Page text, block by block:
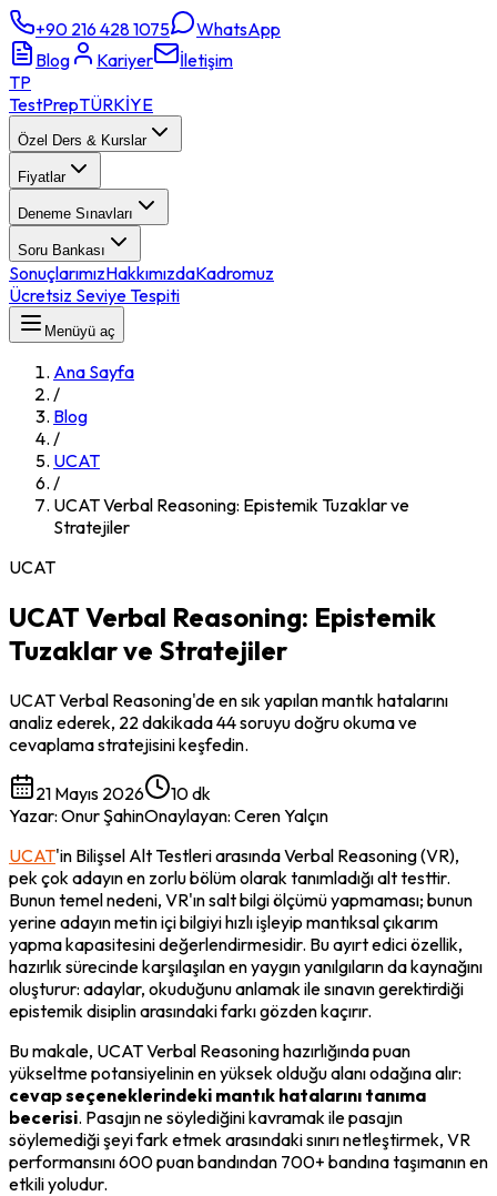
+90 216 428 1075
WhatsApp
Blog
Kariyer
İletişim
TP
TestPrepTÜRKİYE
Özel Ders & Kurslar
Fiyatlar
Deneme Sınavları
Soru Bankası
SonuçlarımızHakkımızdaKadromuz
Ücretsiz Seviye Tespiti
Menüyü aç
Ana Sayfa
/
Blog
/
UCAT
/
UCAT Verbal Reasoning: Epistemik Tuzaklar ve
Stratejiler
UCAT
UCAT Verbal Reasoning: Epistemik
Tuzaklar ve Stratejiler
UCAT Verbal Reasoning'de en sık yapılan mantık hatalarını
analiz ederek, 22 dakikada 44 soruyu doğru okuma ve
cevaplama stratejisini keşfedin.
21 Mayıs 2026
10 dk
Yazar: Onur ŞahinOnaylayan: Ceren Yalçın
UCAT'in Bilişsel Alt Testleri arasında Verbal Reasoning (VR),
pek çok adayın en zorlu bölüm olarak tanımladığı alt testtir.
Bunun temel nedeni, VR'ın salt bilgi ölçümü yapmaması; bunun
yerine adayın metin içi bilgiyi hızlı işleyip mantıksal çıkarım
yapma kapasitesini değerlendirmesidir. Bu ayırt edici özellik,
hazırlık sürecinde karşılaşılan en yaygın yanılgıların da kaynağını
oluşturur: adaylar, okuduğunu anlamak ile sınavın gerektirdiği
epistemik disiplin arasındaki farkı gözden kaçırır.
Bu makale, UCAT Verbal Reasoning hazırlığında puan
cevap seçeneklerindeki mantık hatalarını tanıma
becerisi. Pasajın ne söylediğini kavramak ile pasajın
söylemediği şeyi fark etmek arasındaki sınırı netleştirmek, VR
performansını 600 puan bandından 700+ bandına taşımanın en
etkili yoludur.